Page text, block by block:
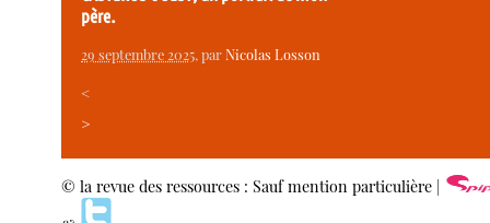
père.
29 septembre 2025, parNicolas Losson
<
>
© la revue des ressources : Sauf mention particulière |